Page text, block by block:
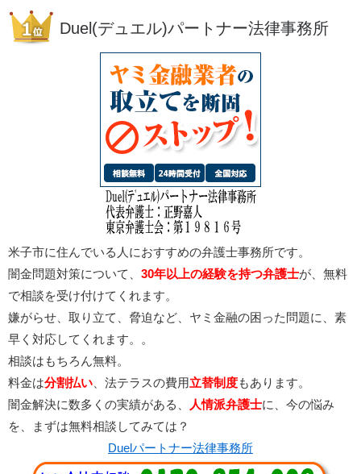
Duel(デュエル)パートナー法律事務所
米子市に住んでいる人におすすめの弁護士事務所です。
闇金問題対策について、 30年以上の経験を持つ弁護士が、無料
で相談を受け付けてくれます。
嫌がらせ、取り立て、脅迫など、ヤミ金融の困った問題に、素
早く対応してくれます。。
相談はもちろん無料。
料金は分割払い、法テラスの費用立替制度もあります。
闇金解決に数多くの実績がある、
人情派弁護士に、今の悩み
を、まずは無料相談してみては？
Duelパートナー法律事務所